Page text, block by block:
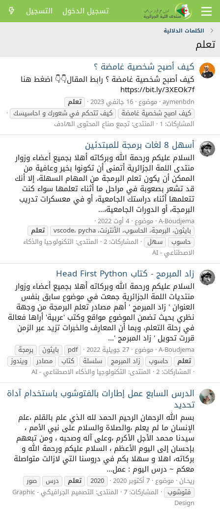
تسجيل الدخول التسجيل
الكلمات الدلالية
تعلم
كيف أصبح شخصية غامضة ؟
كيف أصبح شخصية غامضة ؟ رابط المقال👇👇 اضغط هنا
https://bit.ly/3XEOk7f
aymenbdn موضوع 16 جانفي 2023
تعلم
كيف اصبح شخصية غامضة
كيف تتحكم في شعورك و احاسيسك
المشاركات: 1
المنتدى: تجمع صناع المحتوى الهادف
أسهل 8 لغات برمجة للمبتدئين
السلام عليكم ورحمة الله وبركاته أهلا بجميع أعضاء وزوار
منتدى اللمة الجزائرية أتمنى أن تكونوا بخير وعافية من
الممكن أن يكون تعلم البرمجة من المهام السهلة، إلا أنك
قد تشعر بصعوبة في مراحل ما أثناء تعلمها سواء كنت
تتعلمها أثناء دراستك الجامعية، أو في معسكرات تدريب
البرمجة، أو الدورات الجامعية،...
A-Boudjema موضوع 4 أوت 2022
بايثون، البرمجة، الحاسوب، الأنترنت، vscode، pycha
تعلم
حاسوب
سهل المشاركات: 2 المنتدى: التكنولوجيا والذكاء
الاصطناعي - AI
زاد المبرمج - كتاب Head First Python
السلام عليكم ورحمة الله وبركاته أهلا بجميع أعضاء وزوار
منتديات اللمة الجزائرية جمعت في موضوع سابق بنفس
العنوان ' زاد المبرمج ' أهم مصادر تعلم البرمجة من وجهة
نظري بحيث تضمن الموضوع مواقع وكتب 'عربية' أراها فعالة
في رحلة التعلم، وبما أن المعارف والخبرات تزيد عبر الزمن
قررت تحويل ' زاد المبرمج '...
A-Boudjema موضوع 27 جويلية 2022 pdf بايثون
برمجة
تعلم
حاسوب زاد المبرمج سلسلة كتاب مصادر
ويندوز
المشاركات: 2
المنتدى: التكنولوجيا والذكاء الاصطناعي - AI
الدرس السابع عمل إطارات بالفتوشوب باستخدام آداة
تحديد
بسم الله الرحمان الرحيم الحمد لله الذي علم بالقلم ،علم
الإنسان ما لم يعلم ،والصلاة والسلام على نبي الأمم ،
سيدنا محمد الأجل الأكرم ،وعلى آله وصحبه ، ومن تبعهم
بإحسان إلى اليوم الأعظم ، السلام عليكم ورحمة الله و
بركاته، اهلا و سهلا بكم في دروسنا التي لازالت متواصلة
معكم ~ درس اليوم : عمل...
ريحـان موضوع 7 أكتوبر 2020 2020 تعلم درس
صور
فتوشوب
المشاركات: 7 المنتدى:
التصميم الجرافيكي - Graphic
Design